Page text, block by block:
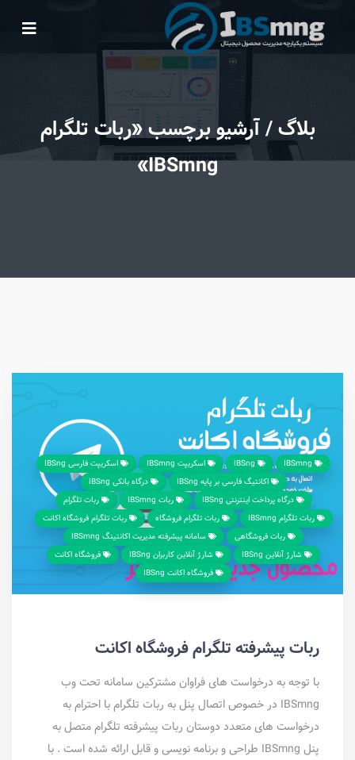
بلاگ/ آرشیو برچسب «ربات تلگرام
IBSmng»
اسکریپت IBSmng
اسکریپت فارسی IBSng
اکانتیگ فارسی بر پایه IBSng
درگاه بانکی IBSng
درگاه پرداخت اینترنتی IBSng
ربات IBSmng
ربات تلگرام
ربات تلگرام IBSmng
ربات تلگرام فروشگاه
ربات تلگرام فروشگاه اکانت
ربات فروشگاهی
سامانه پیشرفته مدیریت اکانتینگ IBSmng
شارژ آنلاین IBSng
شارژ‌ آنلاین ‌کاربران IBSng
فروشگاه اکانت
فروشگاه اکانت IBSng
ربات پیشرفته تلگرام فروشگاه اکانت
با توجه به درخواست های فراوان مشترکین سامانه تحت وب
IBSmng در خصوص اتصال پنل به ربات تلگرام با احترام به
درخواست های متعدد دوستان ربات پیشرفته تلگرام متصل به
پنل IBSmng طراحی و برنامه نویسی و قابل ارائه شده است . با